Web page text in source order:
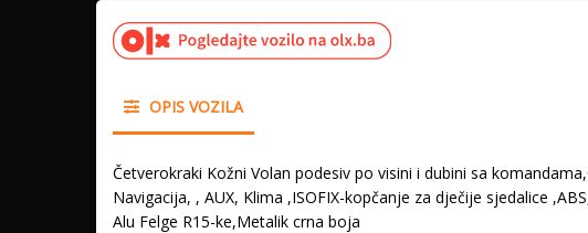
OPIS VOZILA
Četverokraki Kožni Volan podesiv po visini i dubini sa
Navigacija, , AUX, Klima ,ISOFIX-kopčanje za dječije sjedalice
Alu Felge R15-ke,Metalik crna boja